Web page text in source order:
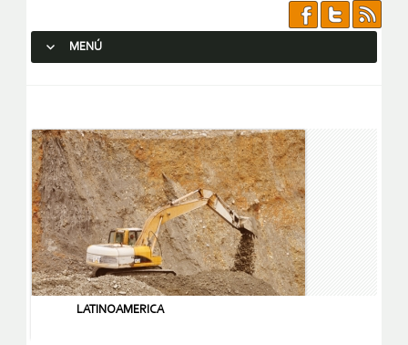
MENÚ
LATINOAMERICA